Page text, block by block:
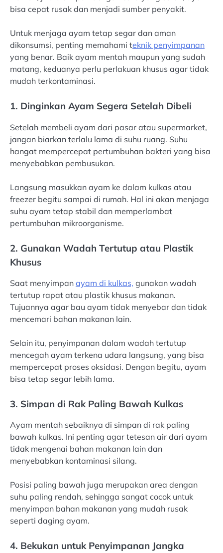
bisa cepat rusak dan menjadi sumber penyakit.
Untuk menjaga ayam tetap segar dan aman
dikonsumsi, penting memahami teknik penyimpanan
yang benar. Baik ayam mentah maupun yang sudah
matang, keduanya perlu perlakuan khusus agar tidak
mudah terkontaminasi.
1. Dinginkan Ayam Segera Setelah Dibeli
Setelah membeli ayam dari pasar atau supermarket,
jangan biarkan terlalu lama di suhu ruang. Suhu
hangat mempercepat pertumbuhan bakteri yang bisa
menyebabkan pembusukan.
Langsung masukkan ayam ke dalam kulkas atau
freezer begitu sampai di rumah. Hal ini akan menjaga
suhu ayam tetap stabil dan memperlambat
pertumbuhan mikroorganisme.
2. Gunakan Wadah Tertutup atau Plastik
Khusus
Saat menyimpan ayam di kulkas, gunakan wadah
tertutup rapat atau plastik khusus makanan.
Tujuannya agar bau ayam tidak menyebar dan tidak
mencemari bahan makanan lain.
Selain itu, penyimpanan dalam wadah tertutup
mencegah ayam terkena udara langsung, yang bisa
mempercepat proses oksidasi. Dengan begitu, ayam
bisa tetap segar lebih lama.
3. Simpan di Rak Paling Bawah Kulkas
Ayam mentah sebaiknya di simpan di rak paling
bawah kulkas. Ini penting agar tetesan air dari ayam
tidak mengenai bahan makanan lain dan
menyebabkan kontaminasi silang.
Posisi paling bawah juga merupakan area dengan
suhu paling rendah, sehingga sangat cocok untuk
menyimpan bahan makanan yang mudah rusak
seperti daging ayam.
4. Bekukan untuk Penyimpanan Jangka